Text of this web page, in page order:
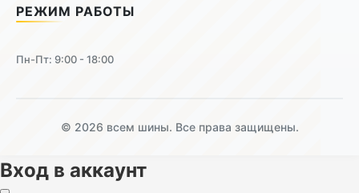
РЕЖИМ РАБОТЫ
Пн-Пт: 9:00 - 18:00
© 2026 всем шины. Все права защищены.
Вход в аккаунт